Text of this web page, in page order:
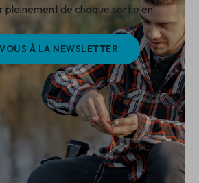
de chaque sortie en
À LA NEWSLETTER